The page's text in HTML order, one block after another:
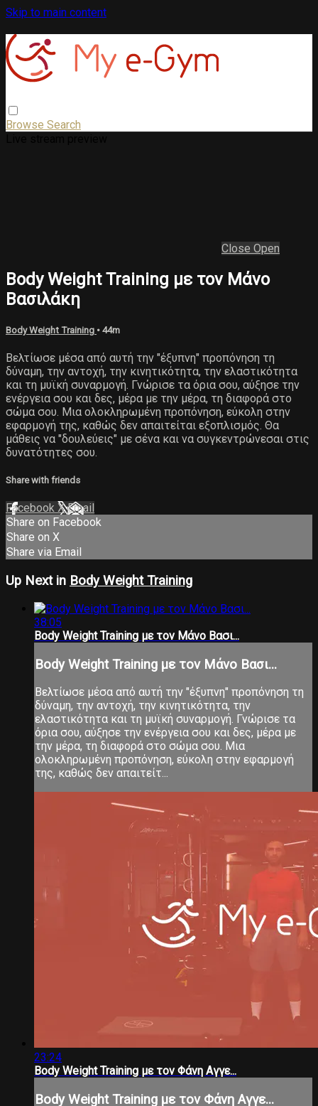
Skip to main content
Browse Search
Close Open
Body Weight Training με τον Μάνο
Βασιλάκη
Body Weight Training • 44m
Βελτίωσε μέσα από αυτή την "έξυπνη" προπόνηση τη
δύναμη, την αντοχή, την κινητικότητα, την ελαστικότητα
και τη μυϊκή συναρμογή. Γνώρισε τα όρια σου, αύξησε την
ενέργεια σου και δες, μέρα με την μέρα, τη διαφορά στο
σώμα σου. Μια ολοκληρωμένη προπόνηση, εύκολη στην
εφαρμογή της, καθώς δεν απαιτείται εξοπλισμός. Θα
μάθεις να "δουλεύεις" με σένα και να συγκεντρώνεσαι στις
δυνατότητες σου.
Share with friends
Facebook XEmail
Share on Facebook
Share on X
Share via Email
Up Next in Body Weight Training
38:05
Body Weight Training με τον Μάνο Βασι...
Body Weight Training με τον Μάνο Βασι...
Βελτίωσε μέσα από αυτή την "έξυπνη" προπόνηση τη
δύναμη, την αντοχή, την κινητικότητα, την
ελαστικότητα και τη μυϊκή συναρμογή. Γνώρισε τα
όρια σου, αύξησε την ενέργεια σου και δες, μέρα με
την μέρα, τη διαφορά στο σώμα σου. Μια
ολοκληρωμένη προπόνηση, εύκολη στην εφαρμογή
της, καθώς δεν απαιτείτ...
23:24
Body Weight Training με τον Φάνη Αγγε...
Body Weight Training με τον Φάνη Αγγε...